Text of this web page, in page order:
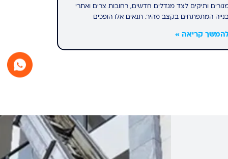
ותיקים לצד מגדלים חדשים, רחובות צרים ואתרי
המתפתחים בקצב מהיר. תנאים אלו הופכים
קריאה »